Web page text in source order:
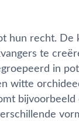
hun recht. De
te
in
witte
bijvoorbeeld